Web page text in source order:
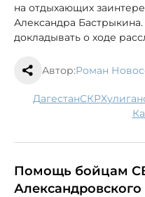
на отдыхающих
Александра
докладывать о ходе
Автор:Роман
Дагестан СКР
Помощь бойцам